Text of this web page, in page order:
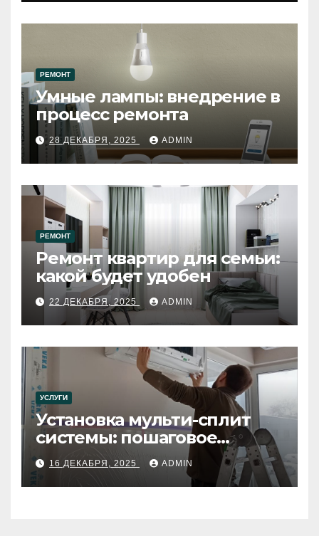
РЕМОНТ
Умные лампы: внедрение в
процесс ремонта
28 ДЕКАБРЯ, 2025 ADMIN
РЕМОНТ
Ремонт квартир для семьи:
какой будет удобен
22 ДЕКАБРЯ, 2025 ADMIN
УСЛУГИ
Установка мульти-сплит
системы: пошаговое
руководство
16 ДЕКАБРЯ, 2025 ADMIN